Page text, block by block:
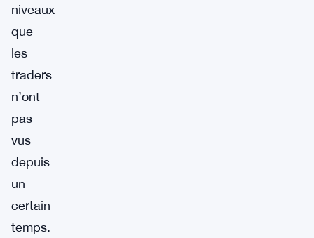
niveaux
que
les
traders
n’ont
pas
vus
depuis
un
certain
temps.